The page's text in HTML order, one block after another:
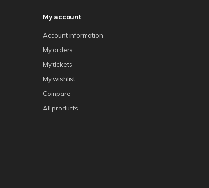
My account
Account information
My orders
My tickets
My wishlist
Compare
All products